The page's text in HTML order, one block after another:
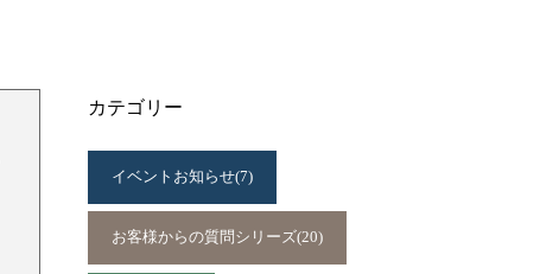
カテゴリー
イベントお知らせ(7)
お客様からの質問シリーズ(20)